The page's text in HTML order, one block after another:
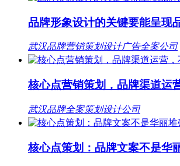
品牌形象设计的关键要能呈现
武汉品牌营销策划设计广告全案公司
核心点营销策划，品牌渠道运
武汉品牌全案策划设计公司
核心点策划：品牌文案不是华